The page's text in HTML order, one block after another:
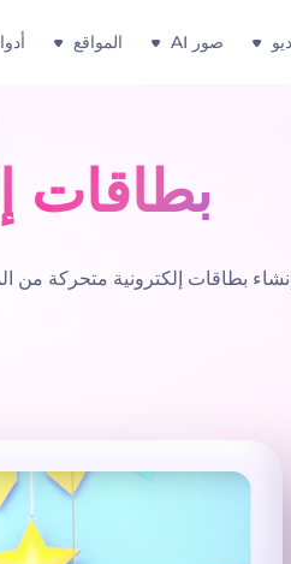
صور AI المواقع
بطاقات
بطاقات إلكترونية متحركة من